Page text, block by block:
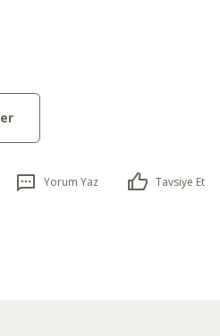
Yorum Yaz Tavsiye Et